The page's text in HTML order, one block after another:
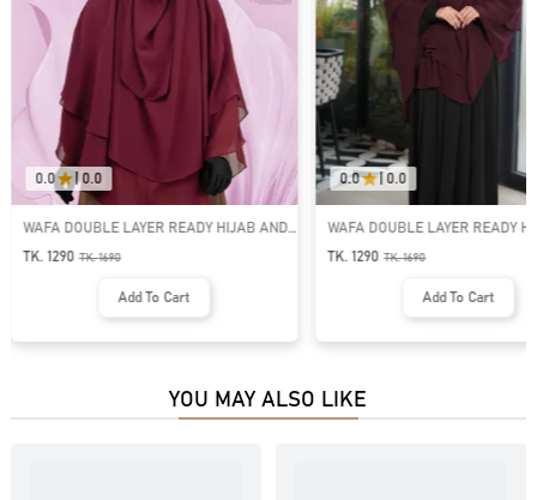
0.0 | 0.0
WAFA DOUBLE LAYER READY HIJAB AND
NIQAB | GT-2056
TK. 1290 TK.1690
Add To Cart
0.0 0.0
WAFA DOUBLE LAYER READY
NIQAB | GT-2040
TK. 1290 TK.1690
Add To Cart
YOU MAY ALSO LIKE